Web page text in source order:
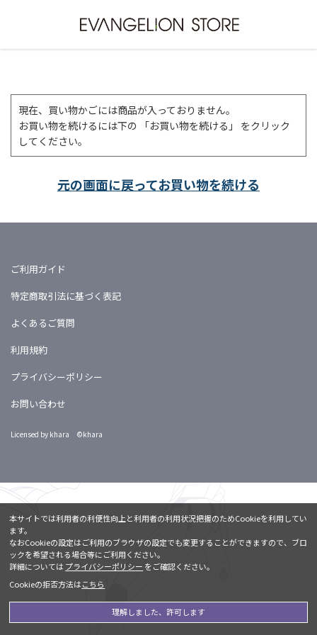
現在、買い物かごには商品が入っておりません。
お買い物を続けるには下の 「お買い物を続ける」 をクリック
してください。
元の画面に戻ってお買い物を続ける
ご利用ガイド
特定商取引法に基づく表記
よくあるご質問
利用規約
プライバシーポリシー
お問い合わせ
Licensed by khara ©khara
本サイトでは利用者の利便性向上と利用者の利用状況把握のためCookieを利用してい
ます。
なおCookieの設定はご利用のブラウザの設定でも変更することができますので、ブロ
ックを希望される場合等にご利用ください。
詳細については プライバシーポリシー をご確認ください。
Cookieの拒否方法はこちら
理解しました、許可します